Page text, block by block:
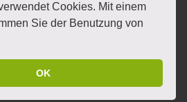
Cookies. Mit einem
Sie der Benutzung von
OK
SHOP
ROTAX
MYLOKALESUCHE GMBH